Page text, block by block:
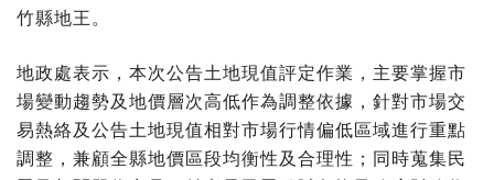
竹縣地王。
地政處表示，本次公告土地現值評定作業，主要掌握市
場變動趨勢及地價層次高低作為調整依據，針對市場交
易熱絡及公告土地現值相對市場行情偏低區域進行重點
調整，兼顧全縣地價區段均衡性及合理性；同時蒐集民